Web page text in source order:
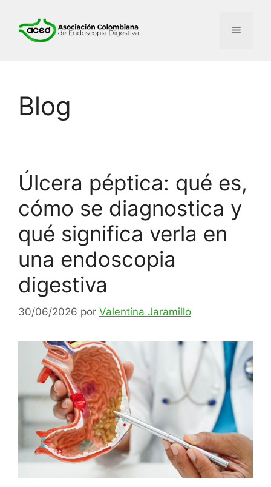
contenido
Menú
Blog
Úlcera péptica: qué es,
cómo se diagnostica y
qué significa verla en
una endoscopia
digestiva
30/06/2026 por Valentina Jaramillo